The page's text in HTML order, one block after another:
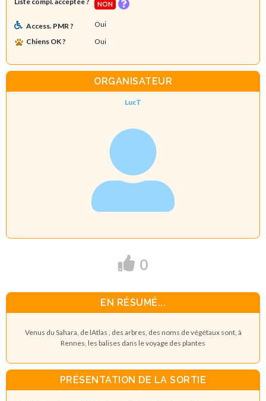
NON
Access. PMR ?
Oui
Chiens OK ?
Oui
ORGANISATEUR
LucT
0
EN RÉSUMÉ...
Venus du Sahara, de lAtlas , des arbres, des noms de végétaux sont, à
Rennes, les balises dans le voyage des plantes
PRÉSENTATION DE LA SORTIE